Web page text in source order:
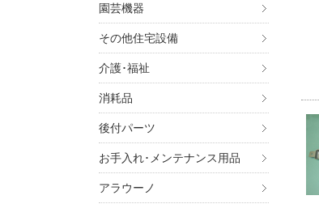
園芸機器
その他住宅設備
介護･福祉
消耗品
後付パーツ
お手入れ･メンテナンス用品
アラウーノ